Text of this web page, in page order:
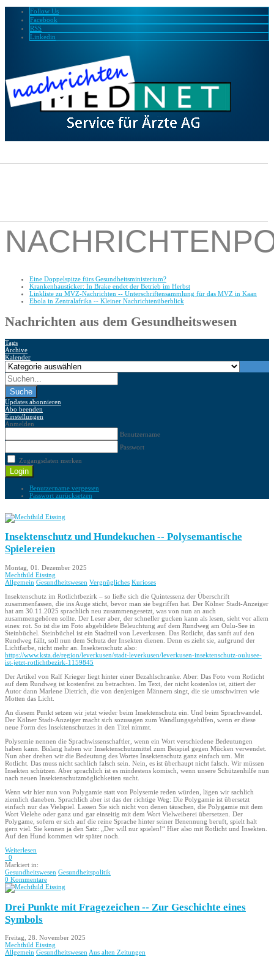
Follow Us
Facebook
RSS
Linkedin
Eine Doppelspitze fürs Gesundheitsministerium?
Krankenhausticker: In Brake endet der Betrieb im Herbst
Linkliste zu MVZ-Nachrichten -- Unterschriftensammlung für das MVZ in Kaan
Ebola in Zentralafrika -- Kleiner Nachrichtenüberblick
Nachrichten aus dem Gesundheitswesen
Tags
Archive
Kalender
Suche
Updates abonnieren
Abo beenden
Einstellungen
Anmelden
Benutzername
Passwort
Zugangsdaten merken
Login
Benutzername vergessen
Passwort zurücksetzen
Insektenschutz und Hundekuchen -- Polysemantische
Spielereien
Montag, 01. Dezember 2025
Mechthild Eissing
Allgemein Gesundheitswesen Vergnügliches Kurioses
Insektenschutz im Rotlichtbezirk – so ließe sich die Quintessenz der Überschrift
zusammenfassen, die ins Auge sticht, bevor man sie begriffen hat. Der Kölner Stadt-Anzeiger
hat am 30.11.2025 sprachlich neu zusammengesetzt, was von nun an auch
zusammengehören sollte. Der Leser aber, der schneller gucken kann als lesen, sieht vor allem
eines: rot. So ist die im Foto abgebildete Beleuchtung auf dem Rundweg am Oulu-See in
Steinbüchel. Steinbüchel ist ein Stadtteil von Leverkusen. Das Rotlicht, das sanft auf den
Rundweg fällt, soll nun dem Schutz der Insekten dienen. Denn es zieht sie, aufgrund der
Lichtfarbe, nicht mehr an. Insektenschutz also:
https://www.ksta.de/region/leverkusen/stadt-leverkusen/leverkusen-insektenschutz-oulusee-
ist-jetzt-rotlichtbezirk-1159845
Der Artikel von Ralf Krieger liegt hinter einer Bezahlschranke. Aber: Das Foto vom Rotlicht
auf dem Rundweg ist kostenfrei zu betrachten. Im Text, der nicht kostenlos ist, zitiert der
Autor dann Marlene Dietrich, die von denjenigen Männern singt, die sie umschwirren wie
Motten das Licht.
An diesem Punkt setzen wir jetzt wieder beim Insektenschutz ein. Und beim Sprachwandel.
Der Kölner Stadt-Anzeiger macht sich sozusagen zum Wandlungsgehilfen, wenn er diese
neue Form des Insektenschutzes in den Titel nimmt.
Polysemie nennen die Sprachwissenschaftler, wenn ein Wort verschiedene Bedeutungen
haben kann. Bislang haben wir Insektenschutzmittel zum Beispiel gegen Mücken verwendet.
Nun aber drehen wir die Bedeutung des Wortes Insektenschutz ganz einfach um. Mit
Rotlicht. Das muss nicht sachlich falsch sein. Nein, es ist überhaupt nicht falsch. Wir müssen
Insekten schützen. Aber sprachlich ist es mindestens komisch, wenn unsere Schützenhilfe nun
nach neuen Insektenschutzmöglichkeiten sucht.
Wenn wir hier nun von Polygamie statt von Polysemie reden würden, lägen wir sachlich
ziemlich daneben. Sprachlich aber ist das der richtige Weg: Die Polygamie ist übersetzt
einfach nur das Vielspiel. Lassen Sie sich nicht von denen täuschen, die Polygamie mit dem
Wort Vielehe oder ganz und gar einseitig mit dem Wort Vielweiberei übersetzen. Der
Polygame, sofern er sich auf die reine Sprache hinter seiner Benennung beruft, spielt halt
gern viel. Sie kennen ja den Satz: „Der will nur spielen!“ Hier also mit Rotlicht und Insekten.
Auf den Hund kommen wir später noch.
Weiterlesen
0
Markiert in:
Gesundheitswesen Gesundheitspolitik
0 Kommentare
Drei Punkte mit Fragezeichen -- Zur Geschichte eines
Symbols
Freitag, 28. November 2025
Mechthild Eissing
Allgemein Gesundheitswesen Aus alten Zeitungen